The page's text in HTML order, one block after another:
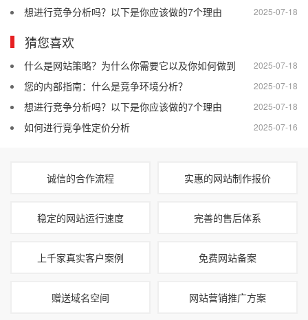
2025-07-18
想进行竞争分析吗？以下是你应该做的7个理由
猜您喜欢
2025-07-18
什么是网站策略？为什么你需要它以及你如何做到
2025-07-18
您的内部指南：什么是竞争环境分析？
2025-07-18
想进行竞争分析吗？以下是你应该做的7个理由
2025-07-16
如何进行竞争性定价分析
诚信的合作流程 实惠的网站制作报价
稳定的网站运行速度 完善的售后体系
上千家真实客户案例 免费网站备案
赠送域名空间 网站营销推广方案